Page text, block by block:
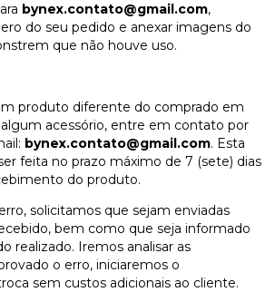
bynex.contato@gmail.com,
do seu pedido e anexar imagens do
que não houve uso.
produto diferente do comprado em
acessório, entre em contato por
bynex.contato@gmail.com. Esta
feita no prazo máximo de 7 (sete) dias
do produto.
solicitamos que sejam enviadas
bem como que seja informado
realizado. Iremos analisar as
o erro, iniciaremos o
sem custos adicionais ao cliente.